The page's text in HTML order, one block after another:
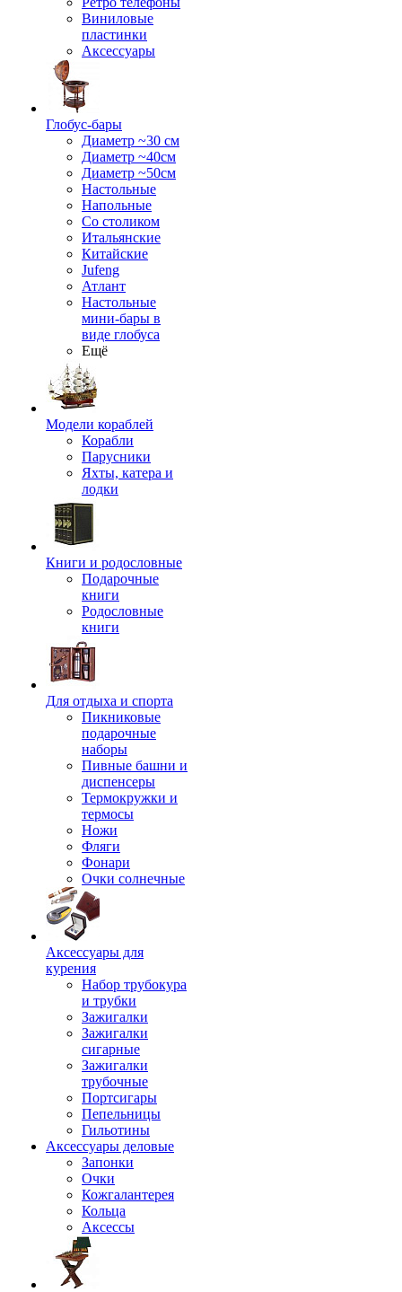
Виниловые
пластинки
Аксессуары
Глобус-бары
Диаметр ~30 см
Диаметр ~40см
Диаметр ~50см
Настольные
Напольные
Со столиком
Итальянские
Китайские
Jufeng
Атлант
Настольные
мини-бары в
виде глобуса
Ещё
Модели кораблей
Корабли
Парусники
Яхты, катера и
лодки
Книги и родословные
Подарочные
книги
Родословные
книги
Для отдыха и спорта
Пикниковые
подарочные
наборы
Пивные башни и
диспенсеры
Термокружки и
термосы
Ножи
Фляги
Фонари
Очки солнечные
Аксессуары для
курения
Набор трубокура
и трубки
Зажигалки
Зажигалки
сигарные
Зажигалки
трубочные
Портсигары
Пепельницы
Гильотины
Аксессуары деловые
Запонки
Очки
Кожгалантерея
Кольца
Аксессы